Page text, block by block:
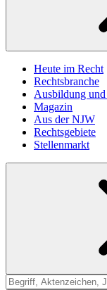
Heute im Recht
Rechtsbranche
Ausbildung
Magazin
Aus der NJW
Rechtsgebiete
Stellenmarkt
Suche